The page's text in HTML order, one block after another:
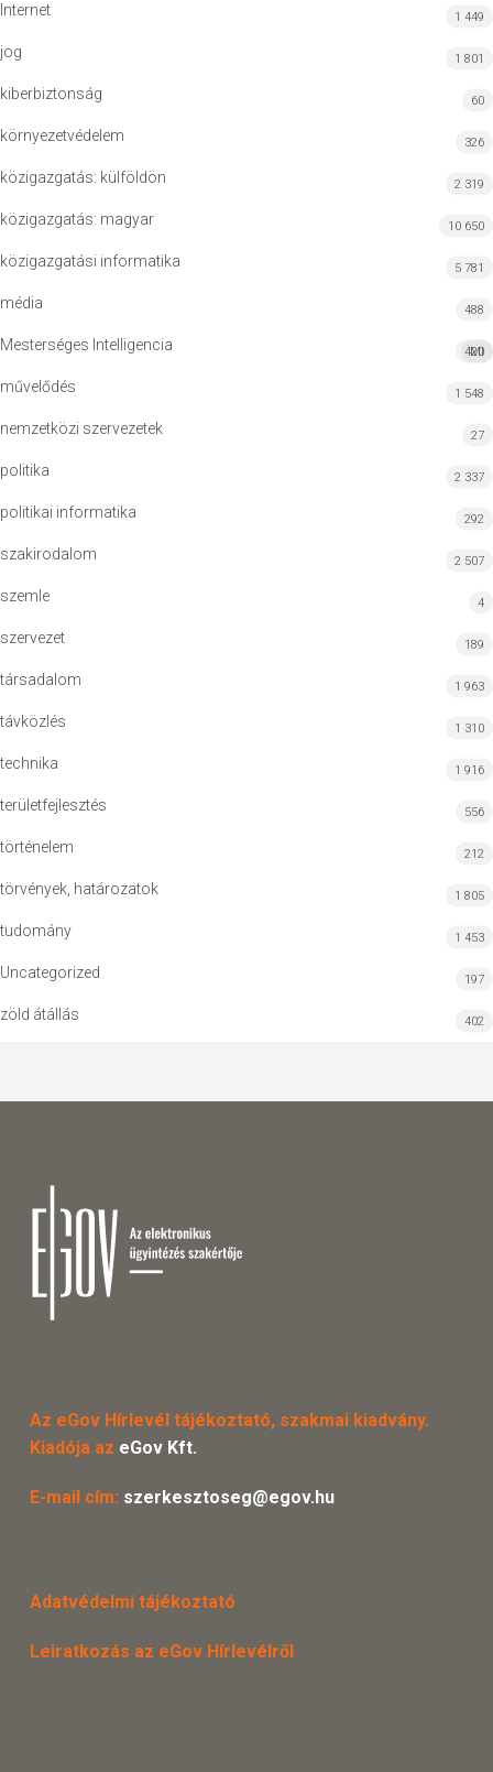
Internet 1 449
jog 1 801
kiberbiztonság 60
környezetvédelem 326
közigazgatás: külföldön 2 319
közigazgatás: magyar 10 650
közigazgatási informatika 5 781
média 488
Mesterséges Intelligencia MI
420
művelődés 1 548
nemzetközi szervezetek 27
politika 2 337
politikai informatika 292
szakirodalom 2 507
szemle 4
szervezet 189
társadalom 1 963
távközlés 1 310
technika 1 916
területfejlesztés 556
történelem 212
törvények, határozatok 1 805
tudomány 1 453
Uncategorized 197
zöld átállás 402
Az eGov Hírlevél tájékoztató, szakmai kiadvány.
Kiadója az eGov Kft.
E-mail cím: szerkesztoseg@egov.hu
Adatvédelmi tájékoztató
Leiratkozás az eGov Hírlevélről